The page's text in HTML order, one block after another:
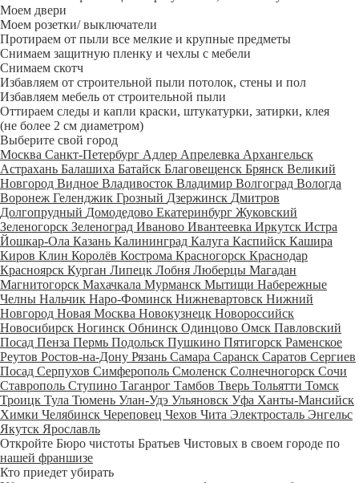
Моем двери
Моем розетки/ выключатели
Протираем от пыли все мелкие и крупные предметы
Снимаем защитную пленку и чехлы с мебели
Снимаем скотч
Избавляем от строительной пыли потолок, стены и пол
Избавляем мебель от строительной пыли
Оттираем следы и капли краски, штукатурки, затирки, клея
(не более 2 см диаметром)
Выберите свой город
Москва Санкт-Петербург Адлер Апрелевка Архангельск
Астрахань Балашиха Батайск Благовещенск Брянск Великий
Новгород Видное Владивосток Владимир Волгоград Вологда
Воронеж Геленджик Грозный Дзержинск Дмитров
Долгопрудный Домодедово Екатеринбург Жуковский
Зеленогорск Зеленоград Иваново Ивантеевка Иркутск Истра
Йошкар-Ола Казань Калининград Калуга Каспийск Кашира
Киров Клин Королёв Кострома Красногорск Краснодар
Красноярск Курган Липецк Лобня Люберцы Магадан
Магнитогорск Махачкала Мурманск Мытищи Набережные
Челны Нальчик Наро-Фоминск Нижневартовск Нижний
Новгород Новая Москва Новокузнецк Новороссийск
Новосибирск Ногинск Обнинск Одинцово Омск Павловский
Посад Пенза Пермь Подольск Пушкино Пятигорск Раменское
Реутов Ростов-на-Дону Рязань Самара Саранск Саратов Сергиев
Посад Серпухов Симферополь Смоленск Солнечногорск Сочи
Ставрополь Ступино Таганрог Тамбов Тверь Тольятти Томск
Троицк Тула Тюмень Улан-Удэ Ульяновск Уфа Ханты-Мансийск
Химки Челябинск Череповец Чехов Чита Электросталь Энгельс
Якутск Ярославль
Откройте Бюро чистоты Братьев Чистовых в своем городе по
нашей франшизе
Кто приедет убирать